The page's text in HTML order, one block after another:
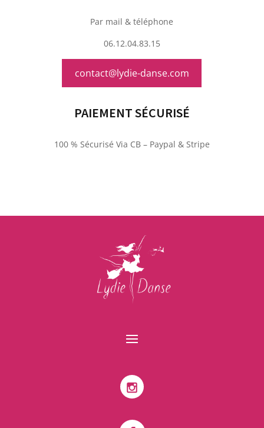
Par mail & téléphone
06.12.04.83.15
contact@lydie-danse.com
PAIEMENT SÉCURISÉ
100 % Sécurisé Via CB – Paypal & Stripe